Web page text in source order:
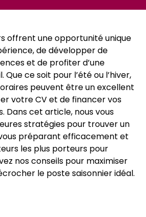
offrent une opportunité unique
de développer de
et de profiter d’une
Que ce soit pour l’été ou l’hiver,
peuvent être un excellent
votre CV et de financer vos
Dans cet article, nous vous
stratégies pour trouver un
préparant efficacement et
les plus porteurs pour
nos conseils pour maximiser
le poste saisonnier idéal.